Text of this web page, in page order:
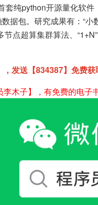
套纯python开源量化软
据包。研究成果有：“小
点超算集群算法、
发送【834387】免费获
木子】，有免费的电子